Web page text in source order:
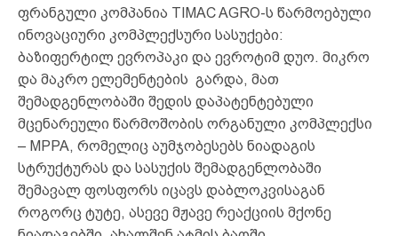
ფრანგული კომპანია TIMAC AGRO-ს წარმოებული
ინოვაციური კომპლექსური სასუქები:
ბაზიფერტილ ევროპაკი და ევროტიმ დუო. მიკრო
და მაკრო ელემენტების გარდა, მათ
შემადგენლობაში შედის დაპატენტებული
მცენარეული წარმოშობის ორგანული კომპლექსი
– MPPA, რომელიც აუმჯობესებს ნიადაგის
სტრუქტურას და სასუქის შემადგენლობაში
შემავალ ფოსფორს იცავს დაბლოკვისაგან
როგორც ტუტე, ასევე მჟავე რეაქციის მქონე